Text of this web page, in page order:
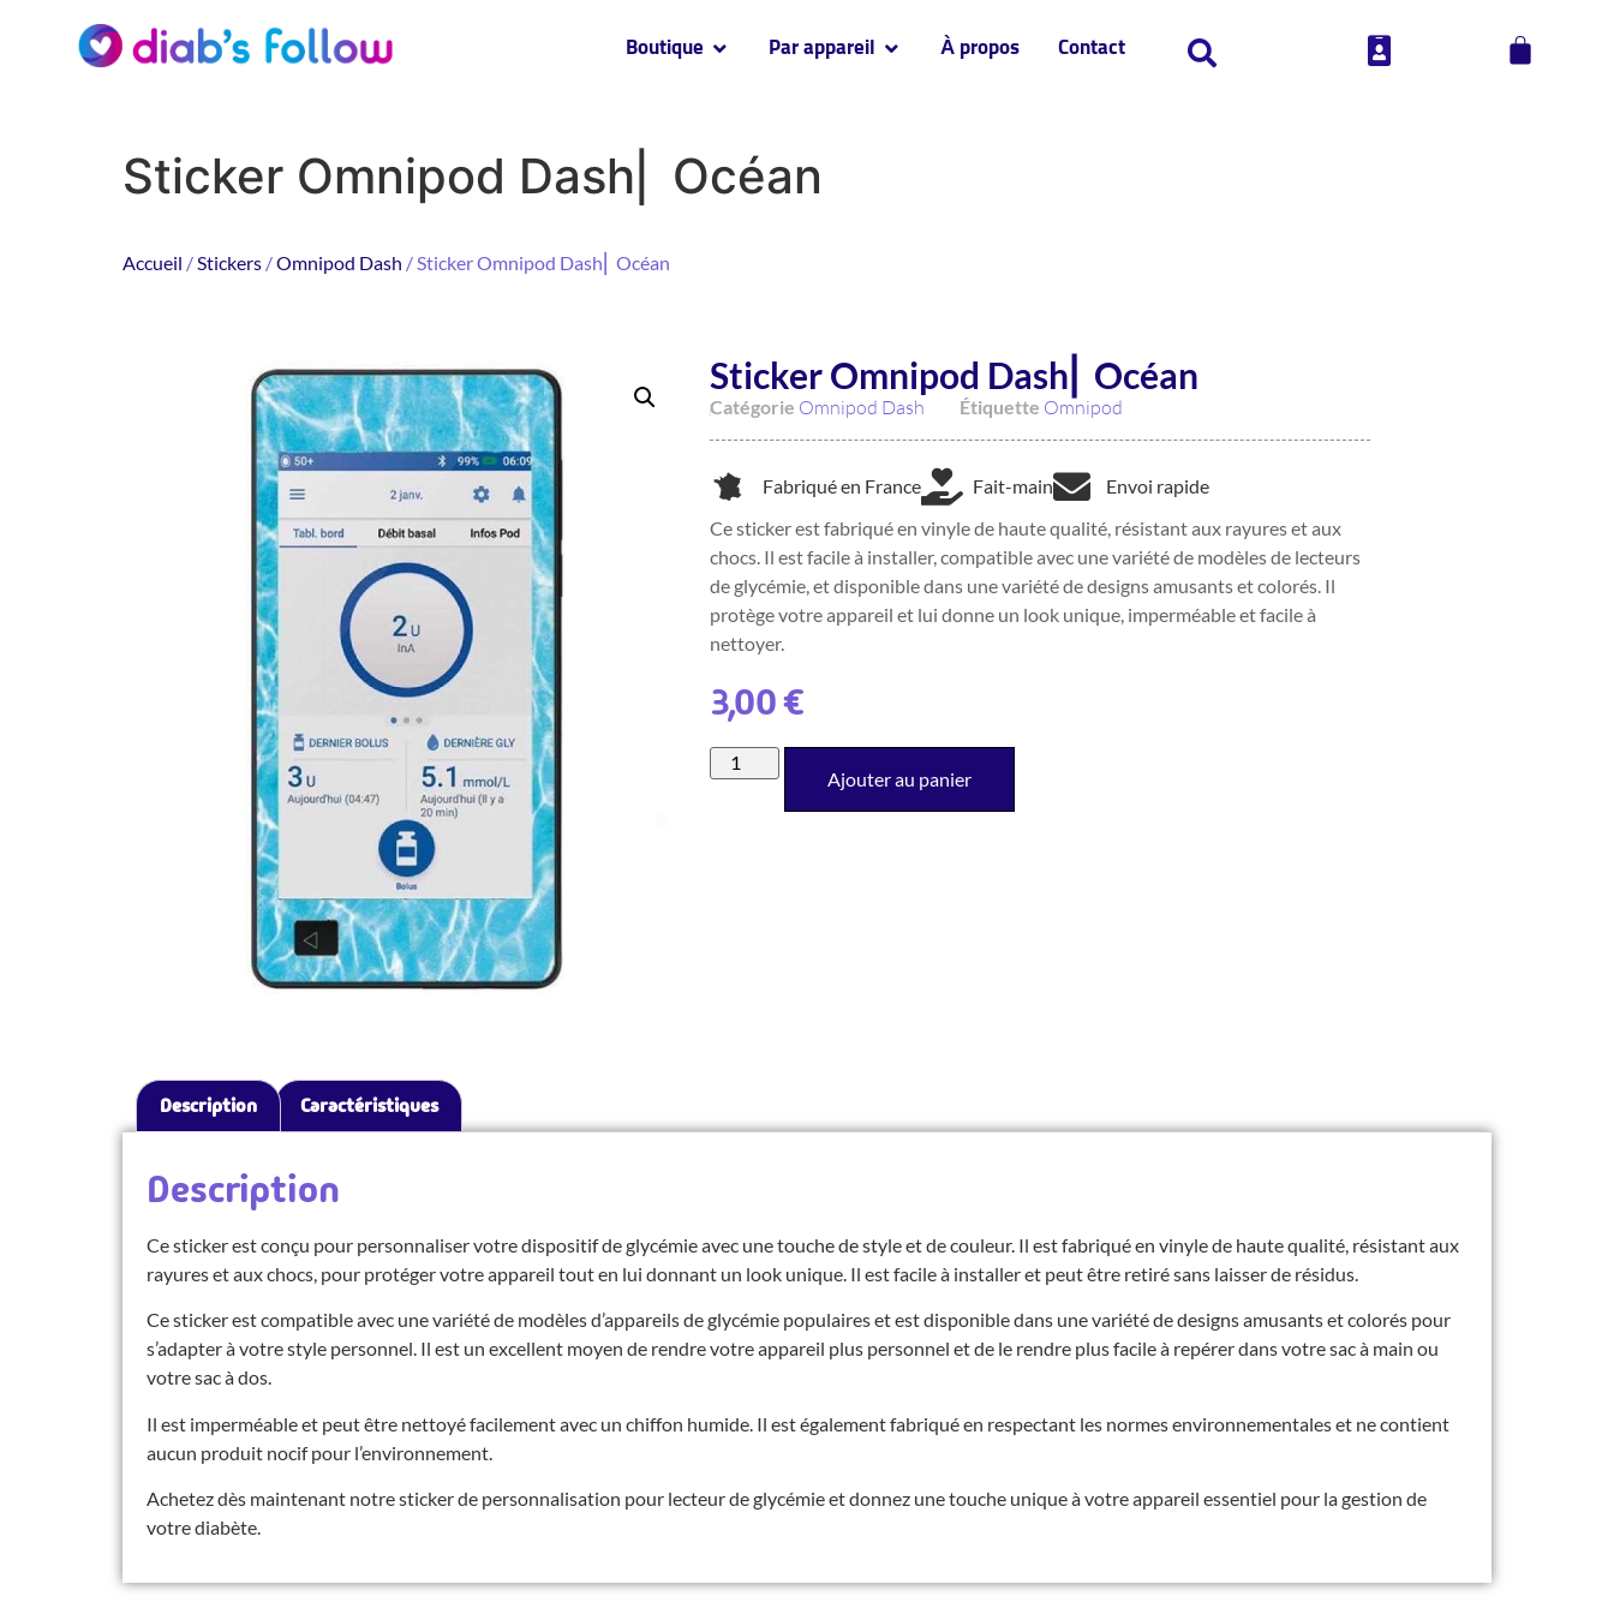
Boutique Par appareil À propos Contact
Sticker Omnipod Dash⎜ Océan
Accueil /Stickers /Omnipod Dash / Sticker Omnipod Dash⎜ Océan
Sticker Omnipod Dash⎜ Océan
Catégorie Omnipod Dash Étiquette Omnipod
Fabriqué en France Fait-main
Envoi rapide
Ce sticker est fabriqué en vinyle de haute qualité, résistant aux rayures et aux
chocs. Il est facile à installer, compatible avec une variété de modèles de lecteurs
de glycémie, et disponible dans une variété de designs amusants et colorés. Il
protège votre appareil et lui donne un look unique, imperméable et facile à
nettoyer.
3,00€
Ajouter au panier
Description Caractéristiques
Description
Ce sticker est conçu pour personnaliser votre dispositif de glycémie avec une touche de style et de couleur. Il est fabriqué en vinyle de haute qualité, résistant aux
rayures et aux chocs, pour protéger votre appareil tout en lui donnant un look unique. Il est facile à installer et peut être retiré sans laisser de résidus.
Ce sticker est compatible avec une variété de modèles d’appareils de glycémie populaires et est disponible dans une variété de designs amusants et colorés pour
s’adapter à votre style personnel. Il est un excellent moyen de rendre votre appareil plus personnel et de le rendre plus facile à repérer dans votre sac à main ou
votre sac à dos.
Il est imperméable et peut être nettoyé facilement avec un chiffon humide. Il est également fabriqué en respectant les normes environnementales et ne contient
aucun produit nocif pour l’environnement.
Achetez dès maintenant notre sticker de personnalisation pour lecteur de glycémie et donnez une touche unique à votre appareil essentiel pour la gestion de
votre diabète.